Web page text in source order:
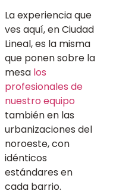
La experiencia que
ves aquí, en Ciudad
Lineal, es la misma
que ponen sobre la
mesa los
profesionales de
nuestro equipo
también en las
urbanizaciones del
noroeste, con
idénticos
estándares en
cada barrio.